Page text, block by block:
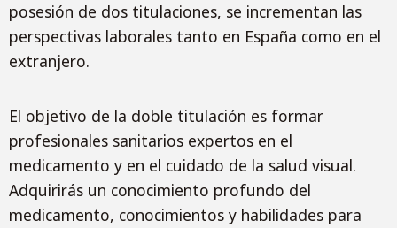
posesión de dos titulaciones, se incrementan las
perspectivas laborales tanto en España como en el
extranjero.
El objetivo de la doble titulación es formar
profesionales sanitarios expertos en el
medicamento y en el cuidado de la salud visual.
Adquirirás un conocimiento profundo del
medicamento, conocimientos y habilidades para